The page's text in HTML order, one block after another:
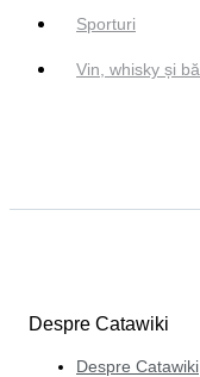
Sporturi
Vin, whisky și
Despre Catawiki
Despre Catawiki